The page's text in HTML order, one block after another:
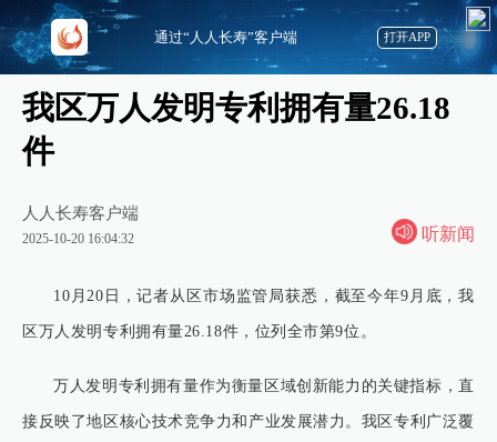
我区万人发明专利拥有量26.18
件
人人长寿客户端
2025-10-20 16:04:32 听新闻
10月20日，记者从区市场监管局获悉，截至今年9月底，我
区万人发明专利拥有量26.18件，位列全市第9位。
万人发明专利拥有量作为衡量区域创新能力的关键指标，直
接反映了地区核心技术竞争力和产业发展潜力。我区专利广泛覆
通过“人人长寿”客户端 打开APP